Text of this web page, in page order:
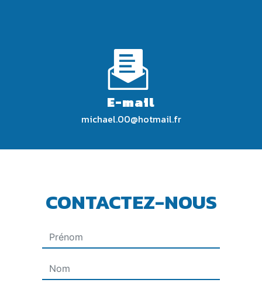
E-mail
michael.00@hotmail.fr
CONTACTEZ-NOUS